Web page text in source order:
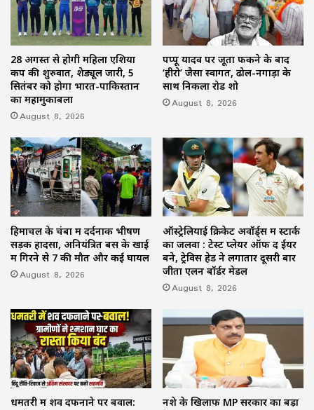
28 अगस्त से होगी महिला एशिया
कप की शुरुवात, शेड्यूल जारी, 5
सितंबर को होगा भारत-पाकिस्तान
का महामुकाबला
August 8, 2026
पप्पू यादव पर जूता फेंकने के बाद
‘हीरो’ जैसा स्वागत, ढोल-नगाड़ों के
साथ निकला रोड शो
August 8, 2026
हिमाचल के चंबा में दर्दनाक भीषण
सड़क हादसा, अनियंत्रित बस के खाई
में गिरने से 7 की मौत और कई घायल
August 8, 2026
ऑस्ट्रेलियाई क्रिकेट अवॉर्ड्स में स्टार्क
का जलवा : टेस्ट प्लेयर ऑफ द ईयर
बने, ट्रेविस हेड ने लगातार दूसरी बार
जीता एलन बॉर्डर मेडल
August 8, 2026
धमतरी में शव दफनाने पर बवाल:
नशे के खिलाफ MP सरकार का बड़ा